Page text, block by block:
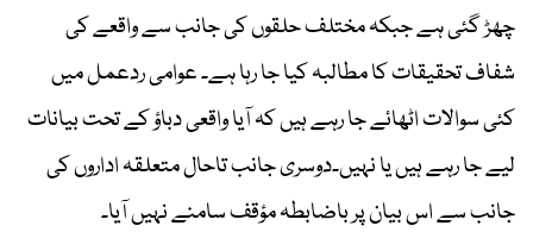
چھڑ گئی ہے جبکہ مختلف حلقوں کی جانب سے واقعے کی
شفاف تحقیقات کا مطالبہ کیا جا رہا ہے۔ عوامی ردعمل میں
کئی سوالات اٹھائے جا رہے ہیں کہ آیا واقعی دباؤ کے تحت بیانات
لیے جا رہے ہیں یا نہیں۔دوسری جانب تاحال متعلقہ اداروں کی
جانب سے اس بیان پر باضابطہ مؤقف سامنے نہیں آیا۔